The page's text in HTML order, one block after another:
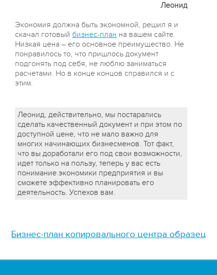
Леонид
Экономия должна быть экономной, решил я и
скачал готовый бизнес-план на вашем сайте.
Низкая цена – его основное преимущество. Не
понравилось то, что пришлось документ
подгонять под себя, не люблю заниматься
расчетами. Но в конце концов справился и с
этим.
Леонид, действительно, мы постарались
сделать качественный документ и при этом по
доступной цене, что не мало важно для
многих начинающих бизнесменов. Тот факт,
что вы доработали его под свои возможности,
идет только на пользу, теперь у вас есть
понимание экономики предприятия и вы
сможете эффективно планировать его
деятельность. Успехов вам.
Бизнес-план копировального центра образец